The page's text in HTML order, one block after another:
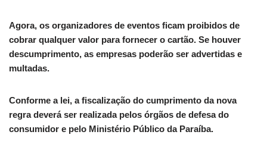
Agora, os organizadores de eventos ficam proibidos de
cobrar qualquer valor para fornecer o cartão. Se houver
descumprimento, as empresas poderão ser advertidas e
multadas.
Conforme a lei, a fiscalização do cumprimento da nova
regra deverá ser realizada pelos órgãos de defesa do
consumidor e pelo Ministério Público da Paraíba.